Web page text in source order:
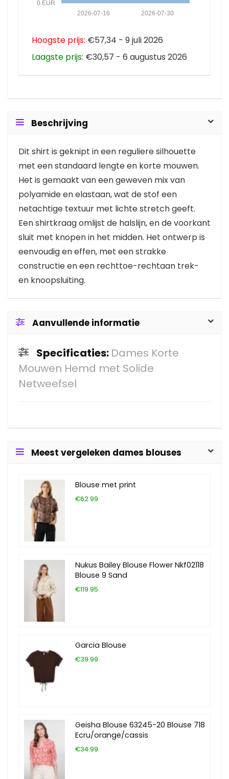
0 EUR
2026-07-30
2026-07-16
Hoogste prijs: €57,34 - 9 juli 2026
Laagste prijs: €30,57 - 6 augustus 2026
Beschrijving
Dit shirt is geknipt in een reguliere silhouette
met een standaard lengte en korte mouwen.
Het is gemaakt van een geweven mix van
polyamide en elastaan, wat de stof een
netachtige textuur met lichte stretch geeft.
Een shirtkraag omlijst de halslijn, en de voorkant
sluit met knopen in het midden. Het ontwerp is
eenvoudig en effen, met een strakke
constructie en een rechttoe-rechtaan trek-
en knoopsluiting.
Aanvullende informatie
Specificaties: Dames Korte
Mouwen Hemd met Solide
Netweefsel
Meest vergeleken dames blouses
Blouse met print
€62.99
Nukus Bailey Blouse Flower Nkf02118
Blouse 9 Sand
€119.95
Garcia Blouse
€39.99
Geisha Blouse 63245-20 Blouse 718
Ecru/orange/cassis
€34.99